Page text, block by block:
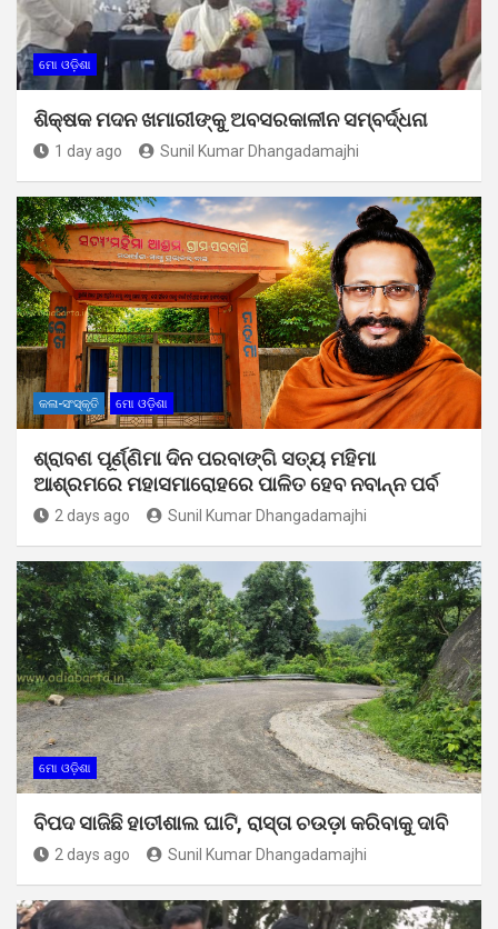
ମୋ ଓଡ଼ିଶା
ଶିକ୍ଷକ ମଦନ ଖମାରୀଙ୍କୁ ଅବସରକାଳୀନ ସମ୍ବର୍ଦ୍ଧନା
1 day ago Sunil Kumar Dhangadamajhi
କଳା-ସଂସ୍କୃତି ମୋ ଓଡ଼ିଶା
ଶ୍ରାବଣ ପୂର୍ଣ୍ଣିମା ଦିନ ପରବାଙ୍ଗି ସତ୍ୟ ମହିମା
ଆଶ୍ରମରେ ମହାସମାରୋହରେ ପାଳିତ ହେବ ନବାନ୍ନ ପର୍ବ
2 days ago Sunil Kumar Dhangadamajhi
ମୋ ଓଡ଼ିଶା
ବିପଦ ସାଜିଛି ହାତୀଶାଲ ଘାଟି, ରାସ୍ତା ଚଉଡ଼ା କରିବାକୁ ଦାବି
2 days ago Sunil Kumar Dhangadamajhi